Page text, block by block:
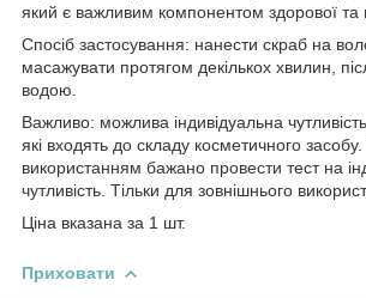
який є важливим компонентом здорової та
Спосіб застосування: нанести скраб на
масажувати протягом декількох хвилин,
водою.
Важливо: можлива індивідуальна
які входять до складу косметичного
використанням бажано провести тест на
чутливість. Тільки для зовнішнього
Ціна вказана за 1 шт.
Приховати